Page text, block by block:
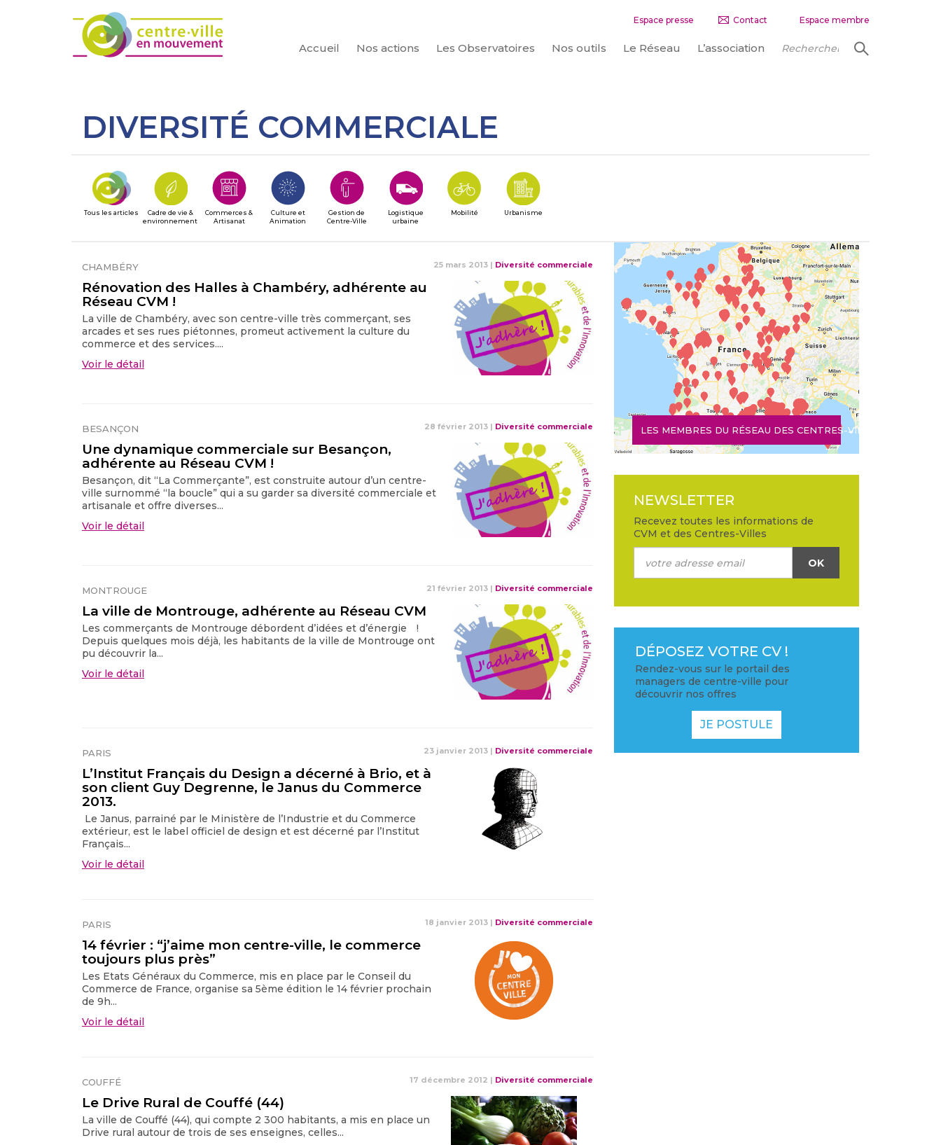
Espace presse Contact Espace membre
Accueil Nos actions Les Observatoires Nos outils Le Réseau L’association
CHERCHER
DIVERSITÉ COMMERCIALE
Tous les articles
Cadre de vie &
environnement
Commerces &
Artisanat
Culture et
Animation
Gestion de
Centre-Ville
Logistique
urbaine
Mobilité Urbanisme
CHAMBÉRY 25 mars 2013| Diversité commerciale
Rénovation des Halles à Chambéry, adhérente au
Réseau CVM !
La ville de Chambéry, avec son centre-ville très commerçant, ses
arcades et ses rues piétonnes, promeut activement la culture du
commerce et des services....
Voir le détail
BESANÇON 28 février 2013| Diversité commerciale
Une dynamique commerciale sur Besançon,
adhérente au Réseau CVM !
Besançon, dit “La Commerçante”, est construite autour d’un centre-
ville surnommé “la boucle” qui a su garder sa diversité commerciale et
artisanale et offre diverses...
Voir le détail
MONTROUGE 21 février 2013| Diversité commerciale
La ville de Montrouge, adhérente au Réseau CVM
Les commerçants de Montrouge débordent d’idées et d’énergie !
Depuis quelques mois déjà, les habitants de la ville de Montrouge ont
pu découvrir la...
Voir le détail
PARIS 23 janvier 2013| Diversité commerciale
L’Institut Français du Design a décerné à Brio, et à
son client Guy Degrenne, le Janus du Commerce
2013.
Le Janus, parrainé par le Ministère de l’Industrie et du Commerce
extérieur, est le label officiel de design et est décerné par l’Institut
Français...
Voir le détail
PARIS 18 janvier 2013| Diversité commerciale
14 février : “j’aime mon centre-ville, le commerce
toujours plus près”
Les Etats Généraux du Commerce, mis en place par le Conseil du
Commerce de France, organise sa 5ème édition le 14 février prochain
de 9h...
Voir le détail
COUFFÉ 17 décembre 2012 | Diversité commerciale
Le Drive Rural de Couffé (44)
La ville de Couffé (44), qui compte 2 300 habitants, a mis en place un
Drive rural autour de trois de ses enseignes, celles...
LES MEMBRES DU RÉSEAU DES CENTRES-VILLES
NEWSLETTER
Recevez toutes les informations de
CVM et des Centres-Villes
OK
DÉPOSEZ VOTRE CV !
Rendez-vous sur le portail des
managers de centre-ville pour
découvrir nos offres
JE POSTULE